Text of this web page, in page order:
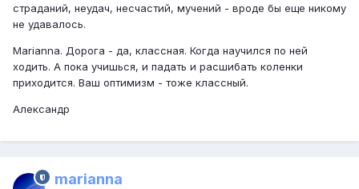
страданий, неудач, несчастий, мучений - вроде бы еще никому
не удавалось.
Marianna. Дорога - да, классная. Когда научился по ней
ходить. А пока учишься, и падать и расшибать коленки
приходится. Ваш оптимизм - тоже классный.
Александр
marianna